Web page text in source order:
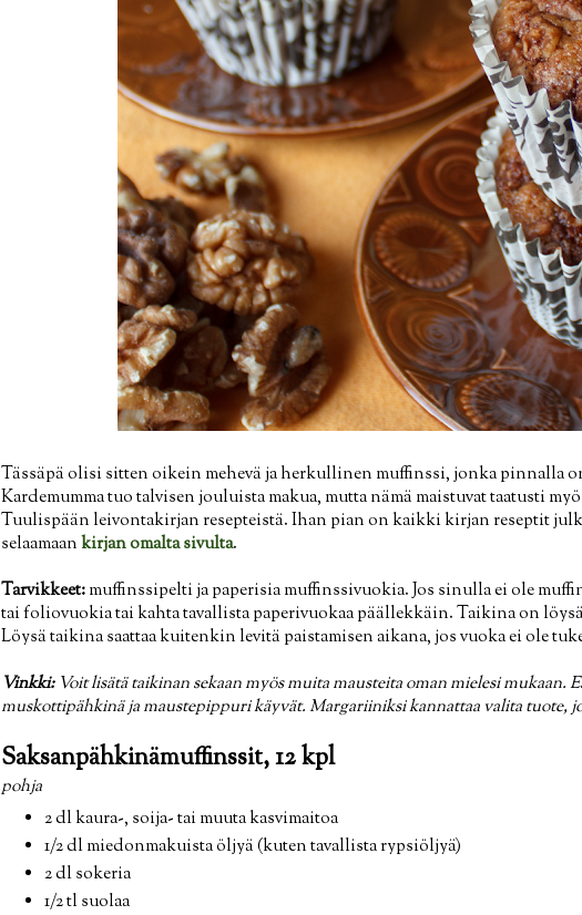
Tässäpä olisi sitten oikein mehevä ja herkullinen muffinssi, jonka pinnalla
Kardemumma tuo talvisen jouluista makua, mutta nämä maistuvat taatusti
Tuulispään leivontakirjan resepteistä. Ihan pian on kaikki kirjan reseptit
selaamaankirjan omalta sivulta.
Tarvikkeet:muffinssipelti ja paperisia muffinssivuokia. Jos sinulla ei ole
tai foliovuokia tai kahta tavallista paperivuokaa päällekkäin. Taikina on
Löysä taikina saattaa kuitenkin levitä paistamisen aikana, jos vuoka ei ole
Vinkki:Voit lisätä taikinan sekaan myös muita mausteita oman mielesi mukaan.
muskottipähkinä ja maustepippuri käyvät. Margariiniksi kannattaa valita tuote,
Saksanpähkinämuffinssit, 12 kpl
pohja
2 dl kaura-, soija- tai muuta kasvimaitoa
1/2 dl miedonmakuista öljyä (kuten tavallista rypsiöljyä)
2 dl sokeria
1/2 tl suolaa